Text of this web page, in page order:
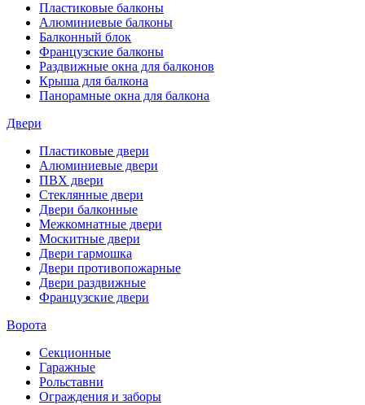
Пластиковые балконы
Алюминиевые балконы
Балконный блок
Французские балконы
Раздвижные окна для балконов
Крыша для балкона
Панорамные окна для балкона
Двери
Пластиковые двери
Алюминиевые двери
ПВХ двери
Стеклянные двери
Двери балконные
Межкомнатные двери
Москитные двери
Двери гармошка
Двери противопожарные
Двери раздвижные
Французские двери
Ворота
Секционные
Гаражные
Рольставни
Ограждения и заборы